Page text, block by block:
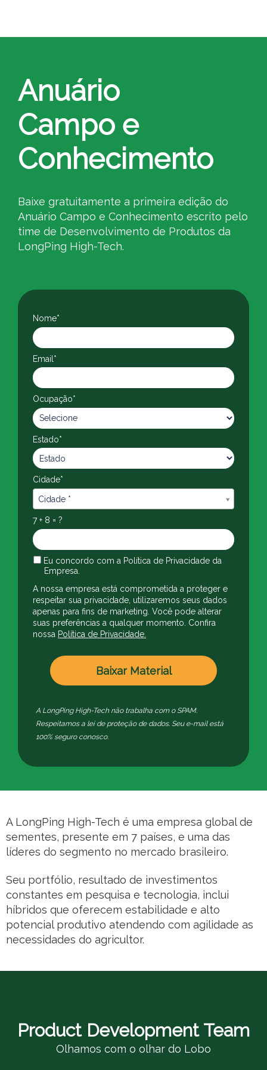
Anuário
Campo e
Conhecimento
Baixe gratuitamente a primeira edição do
Anuário Campo e Conhecimento escrito pelo
time de Desenvolvimento de Produtos da
LongPing High-Tech.
Nome*
Email*
Ocupação*
Estado*
Cidade*
Cidade *
Cidade*
7 + 8 = ?
Eu concordo com a Política de Privacidade da
Empresa.
A nossa empresa está comprometida a proteger e
respeitar sua privacidade, utilizaremos seus dados
apenas para fins de marketing. Você pode alterar
suas preferências a qualquer momento. Confira
nossa Política de Privacidade.
Baixar Material
A LongPing High-Tech não trabalha com o SPAM.
Respeitamos a lei de proteção de dados. Seu e-mail está
100% seguro conosco.
A LongPing High-Tech é uma empresa global de
sementes, presente em 7 países, e uma das
líderes do segmento no mercado brasileiro.
Seu portfólio, resultado de investimentos
constantes em pesquisa e tecnologia, inclui
híbridos que oferecem estabilidade e alto
potencial produtivo atendendo com agilidade as
necessidades do agricultor.
Product Development Team
Olhamos com o olhar do Lobo